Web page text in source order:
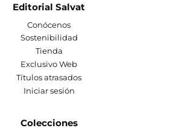
Editorial Salvat
Conócenos
Sostenibilidad
Tienda
Exclusivo Web
Títulos atrasados
Iniciar sesión
Colecciones